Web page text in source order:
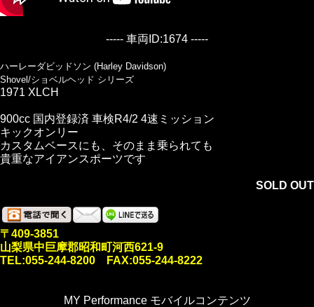
----- 車両ID:1674 -----
ハーレーダビッドソン (Harley Davidson)
Shovel/ショベルヘッド シリーズ
1971 XLCH
900cc 国内登録済 車検R4/2 4速ミッション
キックオンリー
カスタムベースにも、そのまま乗られても
貴重なアイアンスポーツです
SOLD OUT
〒409-3851
山梨県中巨摩郡昭和町河西621-9
TEL:055-244-8200 FAX:055-244-8222
MY Performance モバイルコンテンツ